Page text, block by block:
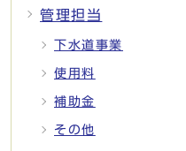
管理担当
下水道事業
使用料
補助金
その他